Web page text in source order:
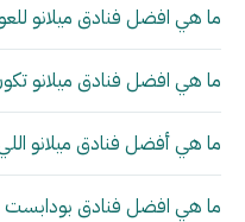
ما هي افضل فنادق ميلانو
ما هي افضل فنادق ميلانو
ما هي أفضل فنادق ميلانو
ما هي افضل فنادق بودابست